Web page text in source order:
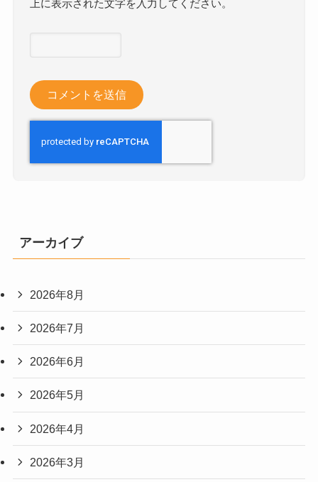
上に表示された文字を入力してください。
アーカイブ
2026年8月
2026年7月
2026年6月
2026年5月
2026年4月
2026年3月